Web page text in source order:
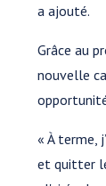
a ajouté.
Grâce au
nouvelle
« À terme,
et quitter